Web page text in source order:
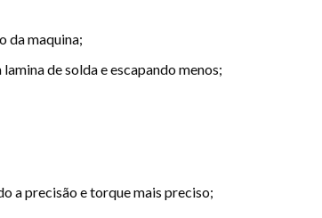
da maquina;
de solda e escapando menos;
a precisão e torque mais preciso;